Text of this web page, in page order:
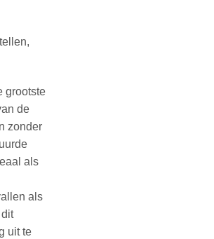
grootste
de
zonder
als
als
uit te